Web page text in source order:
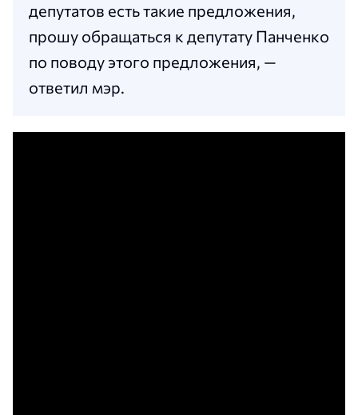
депутатов есть такие предложения,
прошу обращаться к депутату Панченко
по поводу этого предложения, —
ответил мэр.